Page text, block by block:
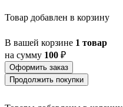
Товар добавлен в корзину
В вашей корзине 1 товар
на сумму 100 ₽
Оформить заказ
Продолжить покупки